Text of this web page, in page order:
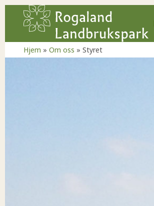
Hjem » Om oss » Styret